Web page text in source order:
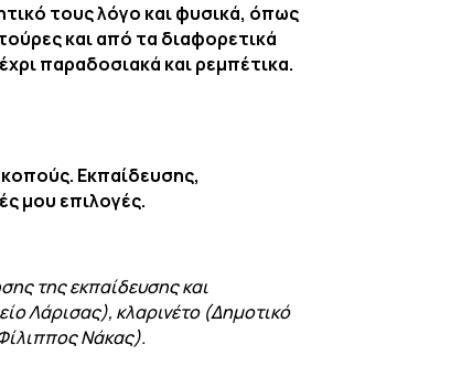
τους λόγο και φυσικά, όπως
και από τα διαφορετικά
παραδοσιακά και ρεμπέτικα.
Εκπαίδευσης,
μου επιλογές.
της εκπαίδευσης και
Λάρισας), κλαρινέτο (Δημοτικό
Νάκας).